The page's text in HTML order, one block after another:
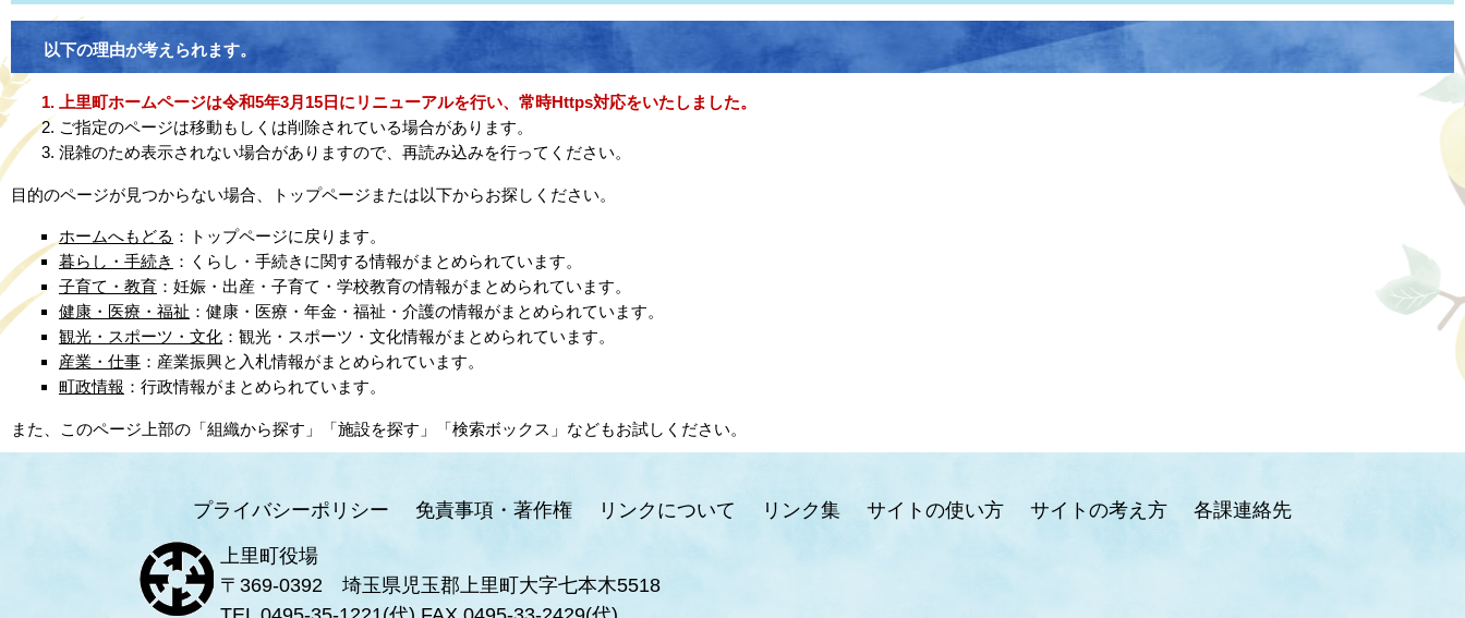
以下の理由が考えられます。
上里町ホームページは令和5年3月15日にリニューアルを行い、常時Https対応をいたしました。
ご指定のページは移動もしくは削除されている場合があります。
混雑のため表示されない場合がありますので、再読み込みを行ってください。
目的のページが見つからない場合、トップページまたは以下からお探しください。
ホームへもどる ：トップページに戻ります。
暮らし・手続き ：くらし・手続きに関する情報がまとめられています。
子育て・教育：妊娠・出産・子育て・学校教育の情報がまとめられています。
健康・医療・福祉 ：健康・医療・年金・福祉・介護の情報がまとめられています。
観光・スポーツ・文化：観光・スポーツ・文化情報がまとめられています。
産業・仕事：産業振興と入札情報がまとめられています。
町政情報 ：行政情報がまとめられています。
また、このページ上部の「組織から探す」「施設を探す」「検索ボックス」などもお試しください。
プライバシーポリシー 免責事項・著作権 リンクについて リンク集 サイトの使い方 サイトの考え方 各課連絡先
上里町役場
〒369-0392 埼玉県児玉郡上里町大字七本木5518